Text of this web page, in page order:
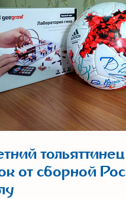
от сборной